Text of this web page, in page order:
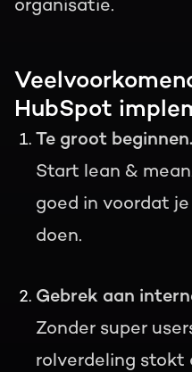
organisatie.
HubSpot
Te groot beginnen.
Start lean &
goed in voordat
doen.
Gebrek aan
Zonder super
rolverdeling stokt